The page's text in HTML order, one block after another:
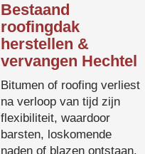
Bestaand
roofingdak
herstellen &
vervangen Hechtel
Bitumen of roofing verliest
na verloop van tijd zijn
flexibiliteit, waardoor
barsten, loskomende
naden of blazen ontstaan.